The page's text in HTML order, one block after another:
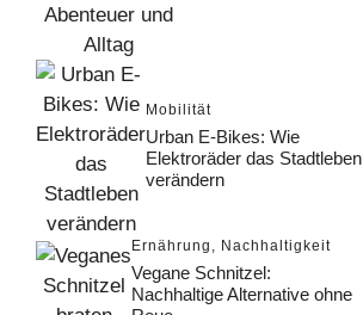
Mobilität
Urban E-Bikes: Wie
Elektroräder das Stadtleben
verändern
Ernährung , Nachhaltigkeit
Vegane Schnitzel:
Nachhaltige Alternative ohne